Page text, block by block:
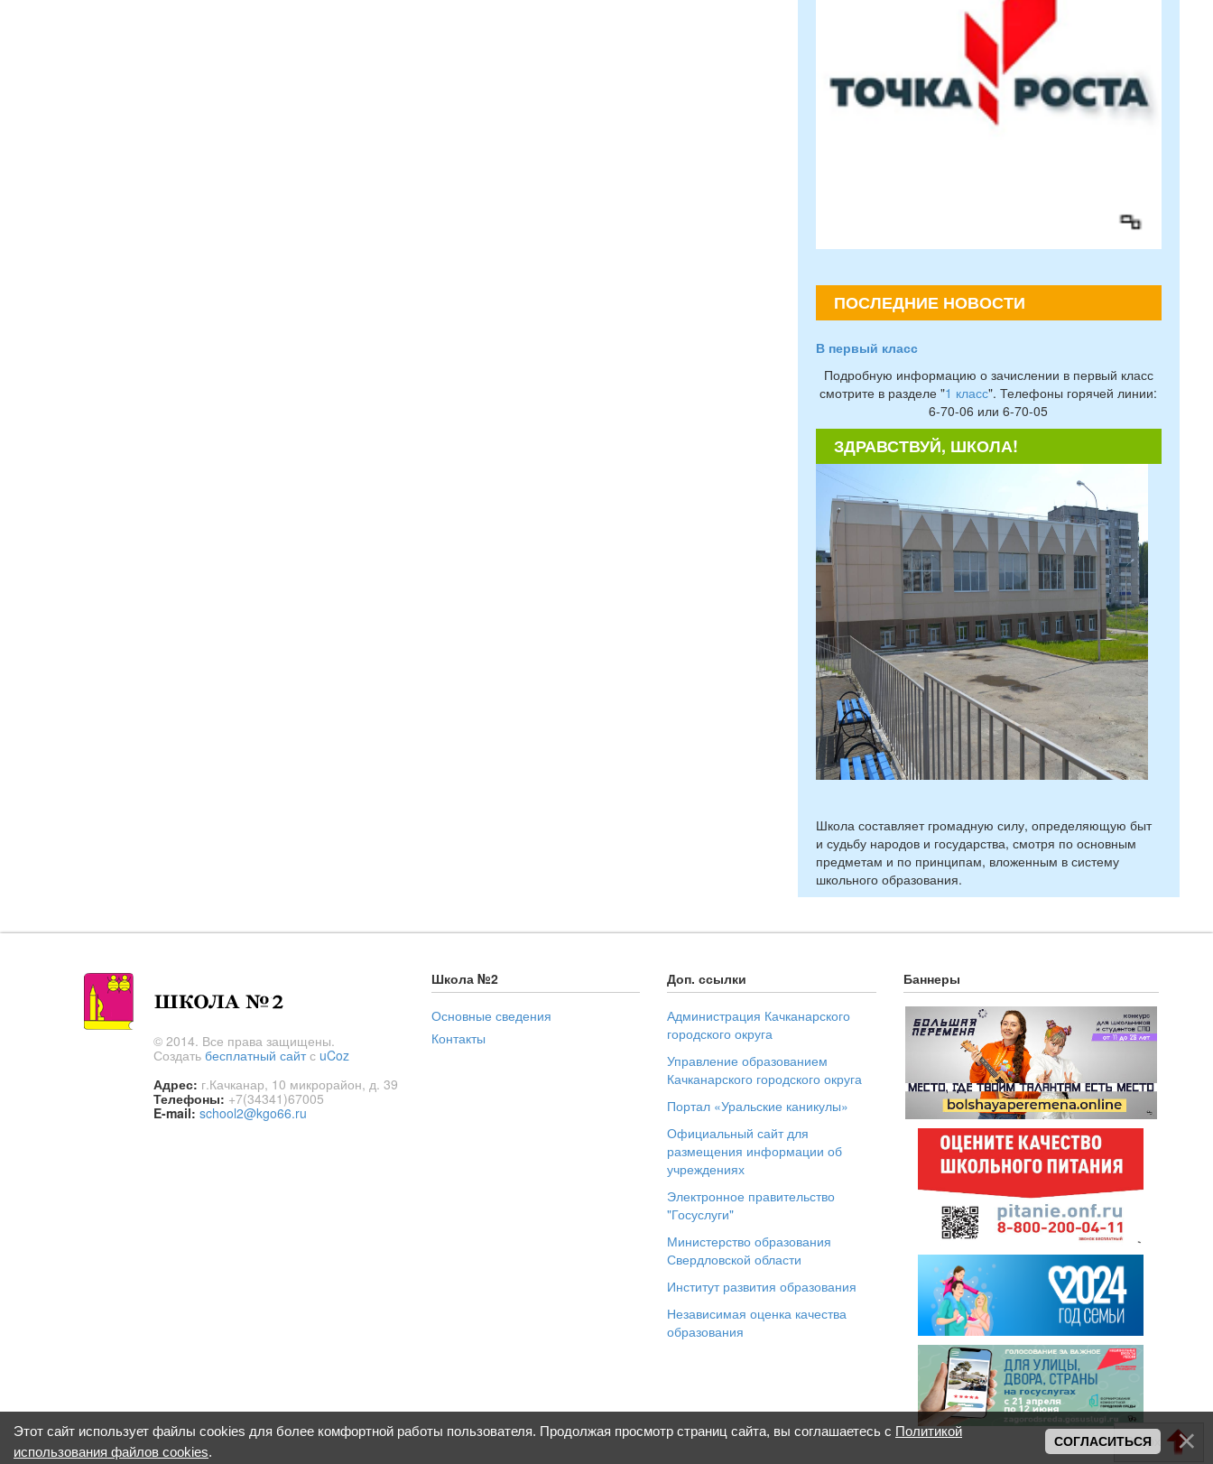
ПОСЛЕДНИЕ НОВОСТИ
В первый класс
Подробную информацию о зачислении в первый класс
смотрите в разделе "1 класс". Телефоны горячей линии:
6-70-06 или 6-70-05
ЗДРАВСТВУЙ, ШКОЛА!
Школа составляет громадную силу, определяющую быт
и судьбу народов и государства, смотря по основным
предметам и по принципам, вложенным в систему
школьного образования.
© 2014. Все права защищены.
Создать бесплатный сайтс uCoz
Адрес: г.Качканар, 10 микрорайон, д. 39
Телефоны: +7(34341)67005
E-mail: school2@kgo66.ru
Школа №2
Основные сведения
Контакты
Доп. ссылки
Администрация Качканарского
городского округа
Управление образованием
Качканарского городского округа
Портал «Уральские каникулы»
Официальный сайт для
размещения информации об
учреждениях
Электронное правительство
"Госуслуги"
Министерство образования
Свердловской области
Институт развития образования
Независимая оценка качества
образования
Баннеры
Вверх
Этот сайт использует файлы cookies для более комфортной работы пользователя. Продолжая просмотр страниц сайта, вы соглашаетесь с Политикой
использования файлов cookies.
СОГЛАСИТЬСЯ